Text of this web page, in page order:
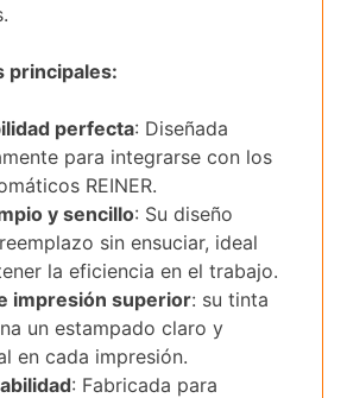
principales:
perfecta: Diseñada
para integrarse con los
REINER.
y sencillo: Su diseño
sin ensuciar, ideal
la eficiencia en el trabajo.
impresión superior: su tinta
un estampado claro y
en cada impresión.
: Fabricada para